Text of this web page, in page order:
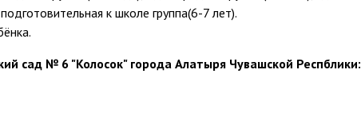
к школе группа(6-7 лет).
сад № 6 "Колосок" города Алатыря Чувашской Респблики: